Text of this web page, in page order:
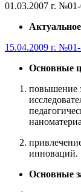
01.03.2007 г.
15.04.2009 г.
Основные
повышение
инноваций.
Основные